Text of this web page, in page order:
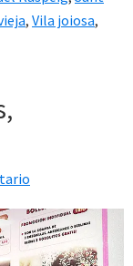
, Vila joiosa,